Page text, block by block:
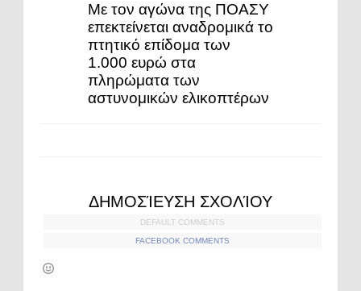
Με τον αγώνα της ΠΟΑΣΥ
επεκτείνεται αναδρομικά το
πτητικό επίδομα των
1.000 ευρώ στα
πληρώματα των
αστυνομικών ελικοπτέρων
ΔΗΜΟΣΊΕΥΣΗ ΣΧΟΛΊΟΥ
DEFAULT COMMENTS
FACEBOOK COMMENTS